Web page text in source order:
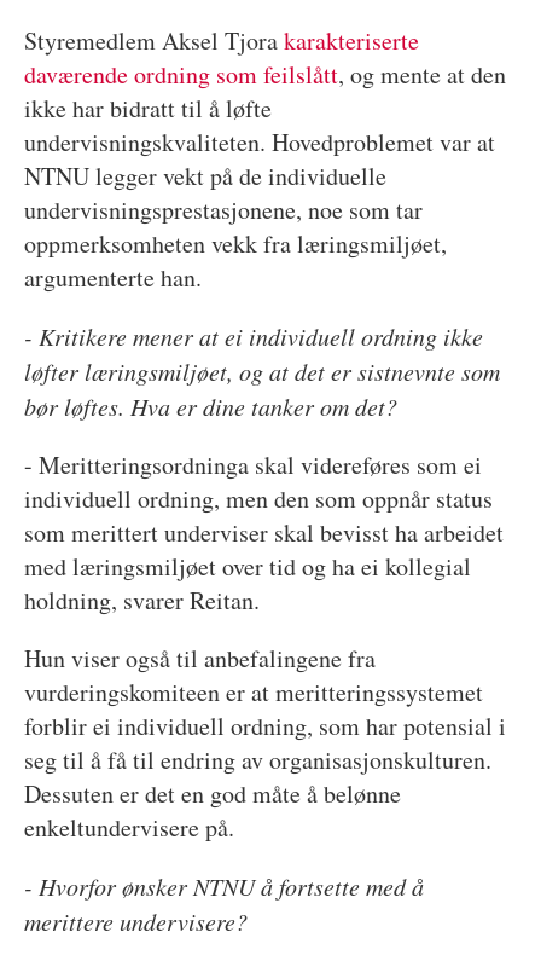
Styremedlem Aksel Tjorakarakteriserte
daværende ordning som feilslått, og mente at den
ikke har bidratt til å løfte
undervisningskvaliteten. Hovedproblemet var at
NTNU legger vekt på de individuelle
undervisningsprestasjonene, noe som tar
oppmerksomheten vekk fra læringsmiljøet,
argumenterte han.
- Kritikere mener at ei individuell ordning ikke
løfter læringsmiljøet, og at det er sistnevnte som
bør løftes. Hva er dine tanker om det?
- Meritteringsordninga skal videreføres som ei
individuell ordning, men den som oppnår status
som merittert underviser skal bevisst ha arbeidet
med læringsmiljøet over tid og ha ei kollegial
holdning, svarer Reitan.
Hun viser også til anbefalingene fra
vurderingskomiteen er at meritteringssystemet
forblir ei individuell ordning, som har potensial i
seg til å få til endring av organisasjonskulturen.
Dessuten er det en god måte å belønne
enkeltundervisere på.
- Hvorfor ønsker NTNU å fortsette med å
merittere undervisere?